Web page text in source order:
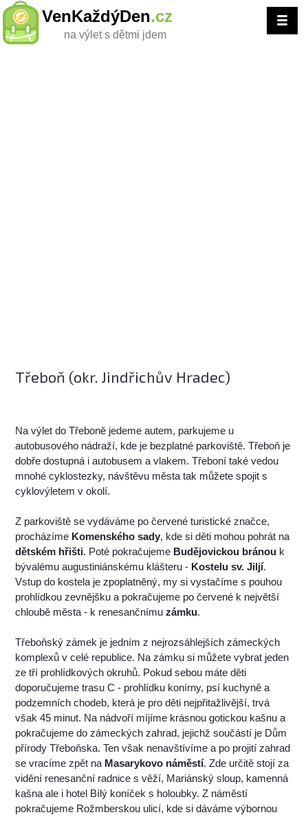
VenKaždýDen.cz
na výlet s dětmi jdem
Třeboň (okr. Jindřichův Hradec)
Na výlet do Třeboně jedeme autem, parkujeme u
autobusového nádraží, kde je bezplatné parkoviště. Třeboň je
dobře dostupná i autobusem a vlakem. Třeboní také vedou
mnohé cyklostezky, návštěvu města tak můžete spojit s
cyklovýletem v okolí.
Z parkoviště se vydáváme po červené turistické značce,
procházíme Komenského sady, kde si děti mohou pohrát na
dětském hřišti. Poté pokračujeme Budějovickou bránou k
bývalému augustiniánskému klášteru - Kostelu sv. Jiljí.
Vstup do kostela je zpoplatněný, my si vystačíme s pouhou
prohlídkou zevnějšku a pokračujeme po červené k největší
chloubě města - k renesančnímuzámku.
Třeboňský zámek je jedním z nejrozsáhlejších zámeckých
komplexů v celé republice. Na zámku si můžete vybrat jeden
ze tří prohlídkových okruhů. Pokud sebou máte děti
doporučujeme trasu C - prohlídku konírny, psí kuchyně a
podzemních chodeb, která je pro děti nejpřitažlivější, trvá
však 45 minut. Na nádvoří míjíme krásnou gotickou kašnu a
pokračujeme do zámeckých zahrad, jejichž součástí je Dům
přírody Třeboňska. Ten však nenavštívíme a po projití zahrad
se vracíme zpět na Masarykovo náměstí. Zde určitě stojí za
vidění renesanční radnice s věží, Mariánský sloup, kamenná
kašna ale i hotel Bílý koníček s holoubky. Z náměstí
pokračujeme Rožmberskou ulicí, kde si dáváme výbornou